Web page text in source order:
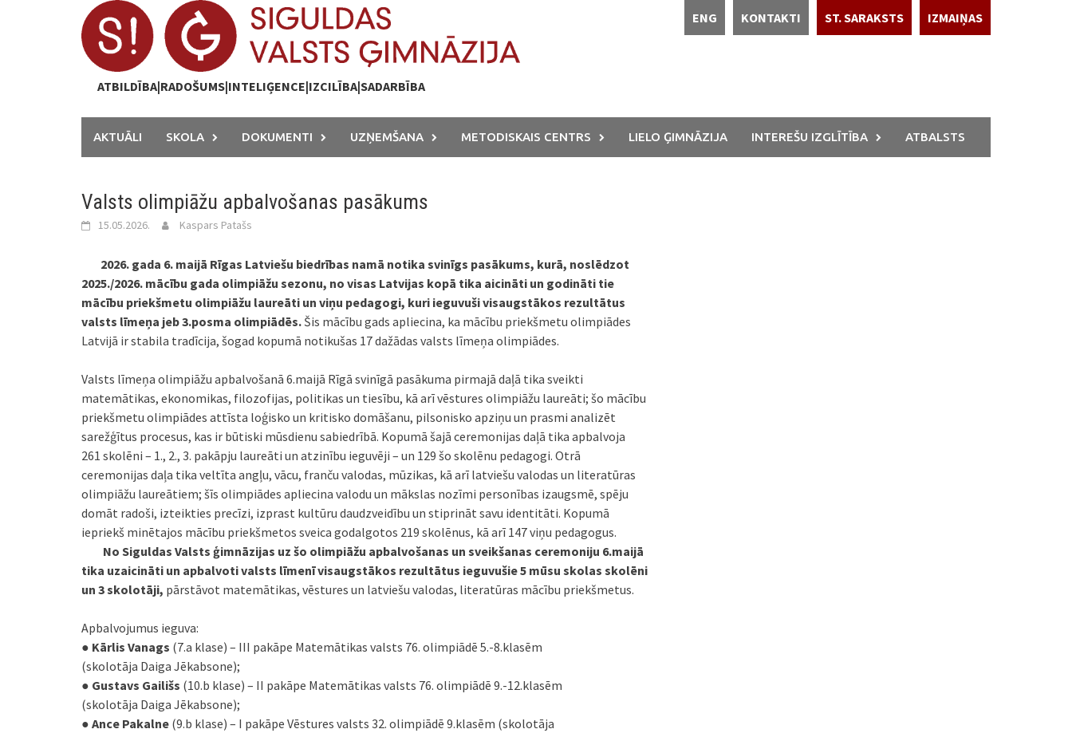
IZMAIŅAS
ST. SARAKSTS
KONTAKTI
ENG
ATBILDĪBA|RADOŠUMS|INTELIĢENCE|IZCILĪBA|SADARBĪBA
AKTUĀLI SKOLA DOKUMENTI UZŅEMŠANA METODISKAIS CENTRS LIELO ĢIMNĀZIJA INTEREŠU IZGLĪTĪBA ATBALSTS
Valsts olimpiāžu apbalvošanas pasākums
15.05.2026. Kaspars Patašs
2026. gada 6. maijā Rīgas Latviešu biedrības namā notika svinīgs pasākums, kurā, noslēdzot
2025./2026. mācību gada olimpiāžu sezonu, no visas Latvijas kopā tika aicināti un godināti tie
mācību priekšmetu olimpiāžu laureāti un viņu pedagogi, kuri ieguvuši visaugstākos rezultātus
valsts līmeņa jeb 3.posma olimpiādēs. Šis mācību gads apliecina, ka mācību priekšmetu olimpiādes
Latvijā ir stabila tradīcija, šogad kopumā notikušas 17 dažādas valsts līmeņa olimpiādes.
Valsts līmeņa olimpiāžu apbalvošanā 6.maijā Rīgā svinīgā pasākuma pirmajā daļā tika sveikti
matemātikas, ekonomikas, filozofijas, politikas un tiesību, kā arī vēstures olimpiāžu laureāti; šo mācību
priekšmetu olimpiādes attīsta loģisko un kritisko domāšanu, pilsonisko apziņu un prasmi analizēt
sarežģītus procesus, kas ir būtiski mūsdienu sabiedrībā. Kopumā šajā ceremonijas daļā tika apbalvoja
261 skolēni – 1., 2., 3. pakāpju laureāti un atzinību ieguvēji – un 129 šo skolēnu pedagogi. Otrā
ceremonijas daļa tika veltīta angļu, vācu, franču valodas, mūzikas, kā arī latviešu valodas un literatūras
olimpiāžu laureātiem; šīs olimpiādes apliecina valodu un mākslas nozīmi personības izaugsmē, spēju
domāt radoši, izteikties precīzi, izprast kultūru daudzveidību un stiprināt savu identitāti. Kopumā
iepriekš minētajos mācību priekšmetos sveica godalgotos 219 skolēnus, kā arī 147 viņu pedagogus.
No Siguldas Valsts ģimnāzijas uz šo olimpiāžu apbalvošanas un sveikšanas ceremoniju 6.maijā
tika uzaicināti un apbalvoti valsts līmenī visaugstākos rezultātus ieguvušie 5 mūsu skolas skolēni
un 3 skolotāji, pārstāvot matemātikas, vēstures un latviešu valodas, literatūras mācību priekšmetus.
Apbalvojumus ieguva:
● Kārlis Vanags (7.a klase) – III pakāpe Matemātikas valsts 76. olimpiādē 5.-8.klasēm
(skolotāja Daiga Jēkabsone);
● Gustavs Gailišs (10.b klase) – II pakāpe Matemātikas valsts 76. olimpiādē 9.-12.klasēm
(skolotāja Daiga Jēkabsone);
● Ance Pakalne (9.b klase) – I pakāpe Vēstures valsts 32. olimpiādē 9.klasēm (skolotāja